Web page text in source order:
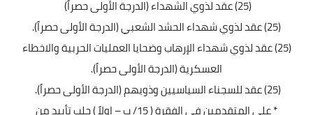
(25) عقد لذوي الشهداء (الدرجة الأولى حصراً)
(25) عقد لذوي شهداء الحشد الشعبي (الدرجة الأولى حصراً).
(25) عقد لذوي شهداء الإرهاب وضحايا العمليات الحربية والاخطاء
العسكرية (الدرجة الأولى حصراً).
(25) عقد للسجناء السياسيين وذويهم (الدرجة الأولى حصراً).
* على المتقدمين في الفقرة ( 15/ ب – اولاً ) جلب تأييد من